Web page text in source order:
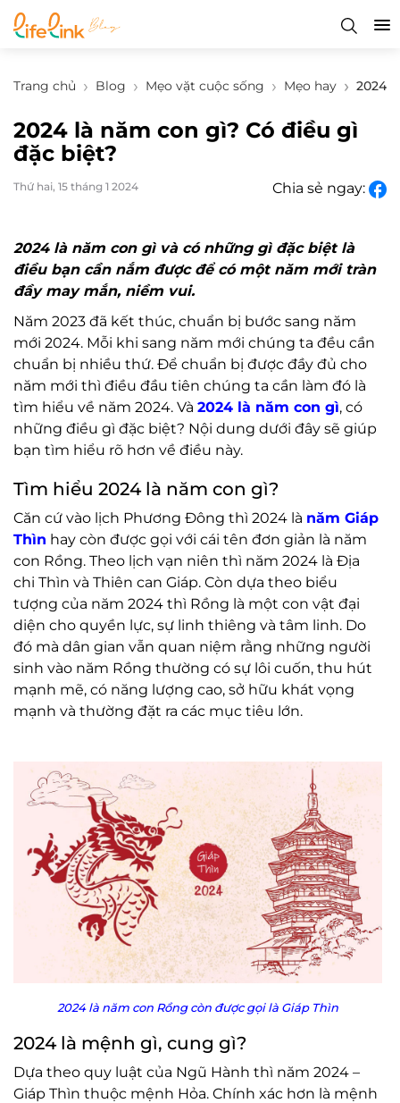
Trang chủ Blog Mẹo vặt cuộc sống Mẹo hay 2024
2024 là năm con gì? Có điều gì
đặc biệt?
Thứ hai, 15 tháng 1 2024 Chia sẻ ngay:
2024 là năm con gì và có những gì đặc biệt là
điều bạn cần nắm được để có một năm mới tràn
đầy may mắn, niềm vui.
Năm 2023 đã kết thúc, chuẩn bị bước sang năm
mới 2024. Mỗi khi sang năm mới chúng ta đều cần
chuẩn bị nhiều thứ. Để chuẩn bị được đầy đủ cho
năm mới thì điều đầu tiên chúng ta cần làm đó là
tìm hiểu về năm 2024. Và 2024 là năm con gì, có
những điều gì đặc biệt? Nội dung dưới đây sẽ giúp
bạn tìm hiểu rõ hơn về điều này.
Tìm hiểu 2024 là năm con gì?
Căn cứ vào lịch Phương Đông thì 2024 là năm Giáp
Thìn hay còn được gọi với cái tên đơn giản là năm
con Rồng. Theo lịch vạn niên thì năm 2024 là Địa
chi Thìn và Thiên can Giáp. Còn dựa theo biểu
tượng của năm 2024 thì Rồng là một con vật đại
diện cho quyền lực, sự linh thiêng và tâm linh. Do
đó mà dân gian vẫn quan niệm rằng những người
sinh vào năm Rồng thường có sự lôi cuốn, thu hút
mạnh mẽ, có năng lượng cao, sở hữu khát vọng
mạnh và thường đặt ra các mục tiêu lớn.
2024 là năm con Rồng còn được gọi là Giáp Thìn
2024 là mệnh gì, cung gì?
Dựa theo quy luật của Ngũ Hành thì năm 2024 –
Giáp Thìn thuộc mệnh Hỏa. Chính xác hơn là mệnh